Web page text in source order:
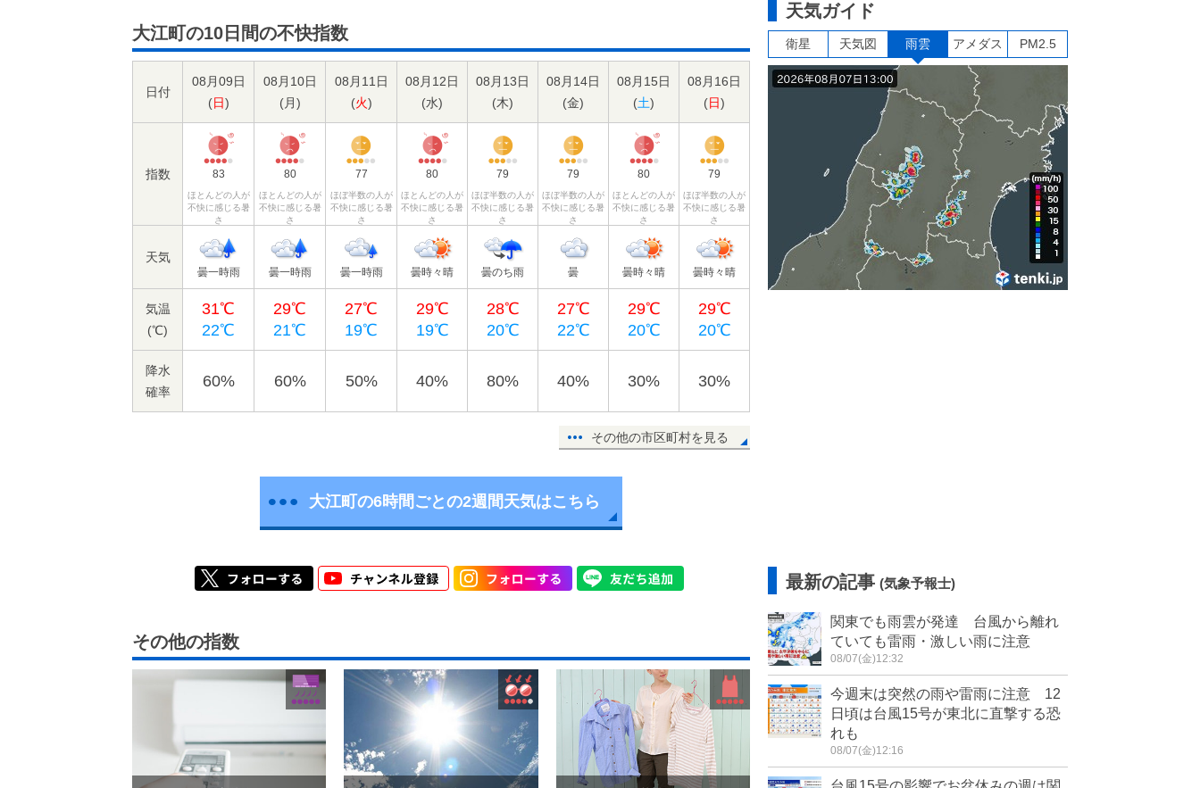
大江町の10日間の不快指数
日付
08月09日
(日)
08月10日
(月)
08月11日
(火)
08月12日
(水)
08月13日
(木)
08月14日
(金)
08月15日
(土)
08月16日
(日)
指数 83
ほとんどの人が
不快に感じる暑
さ
80
ほとんどの人が
不快に感じる暑
さ
77
ほぼ半数の人が
不快に感じる暑
さ
80
ほとんどの人が
不快に感じる暑
さ
79
ほぼ半数の人が
不快に感じる暑
さ
79
ほぼ半数の人が
不快に感じる暑
さ
80
ほとんどの人が
不快に感じる暑
さ
79
ほぼ半数の人が
不快に感じる暑
さ
天気
曇一時雨 曇一時雨 曇一時雨 曇時々晴 曇のち雨 曇 曇時々晴 曇時々晴
気温
(℃)
31℃
22℃
29℃
21℃
27℃
19℃
29℃
19℃
28℃
20℃
27℃
22℃
29℃
20℃
29℃
20℃
降水
確率
60% 60% 50% 40% 80% 40% 30% 30%
その他の市区町村を見る
大江町の6時間ごとの2週間天気はこちら
その他の指数
天気ガイド
衛星 天気図 雨雲 アメダス PM2.5
最新の記事 (気象予報士)
関東でも雨雲が発達 台風から離れ
ていても雷雨・激しい雨に注意
08/07(金)12:32
今週末は突然の雨や雷雨に注意 12
日頃は台風15号が東北に直撃する恐
れも
08/07(金)12:16